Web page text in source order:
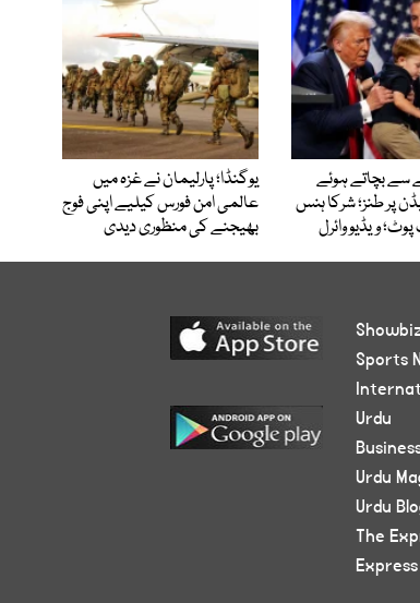
سے بچاتے ہوئے
پر طنز؛ شرکا ہنس
ویڈیو وائرل
یوگنڈا؛ پارلیمان نے غزہ میں
عالمی امن فورس کیلیے اپنی فوج
بھیجنے کی منظوری دیدی
Sports
Urdu
Urdu
Urdu
The